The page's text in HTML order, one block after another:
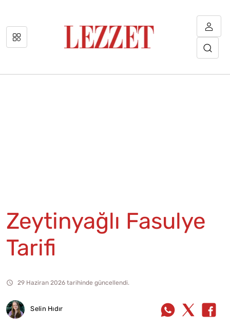
Zeytinyağlı Fasulye
Tarifi
29 Haziran 2026 tarihinde güncellendi.
Selin Hıdır